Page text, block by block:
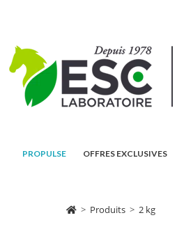
PROPULSE OFFRES EXCLUSIVES
> Produits > 2 kg